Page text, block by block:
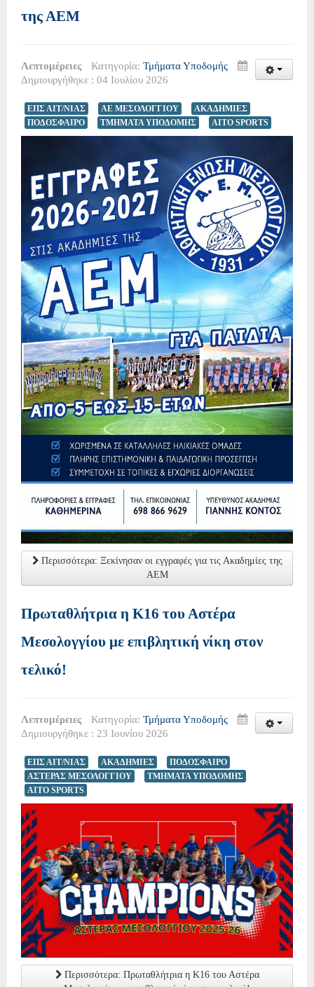
της ΑΕΜ
Λεπτομέρειες Κατηγορία: Τμήματα Υποδομής
Δημιουργήθηκε : 04 Ιουλίου 2026
ΕΠΣ ΑΙΤ/ΝΙΑΣ ΑΕ ΜΕΣΟΛΟΓΓΙΟΥ
ΑΚΑΔΗΜΙΕΣ
ΠΟΔΟΣΦΑΙΡΟ
ΤΜΗΜΑΤΑ ΥΠΟΔΟΜΗΣ AITO SPORTS
Περισσότερα: Ξεκίνησαν οι εγγραφές για τις Ακαδημίες της
ΑΕΜ
Πρωταθλήτρια η Κ16 του Αστέρα
Μεσολογγίου με επιβλητική νίκη στον
τελικό!
Λεπτομέρειες Κατηγορία: Τμήματα Υποδομής
Δημιουργήθηκε : 23 Ιουνίου 2026
ΕΠΣ ΑΙΤ/ΝΙΑΣ ΑΚΑΔΗΜΙΕΣ
ΠΟΔΟΣΦΑΙΡΟ
ΑΣΤΕΡΑΣ ΜΕΣΟΛΟΓΓΙΟΥ
ΤΜΗΜΑΤΑ ΥΠΟΔΟΜΗΣ
AITO SPORTS
Περισσότερα: Πρωταθλήτρια η Κ16 του Αστέρα